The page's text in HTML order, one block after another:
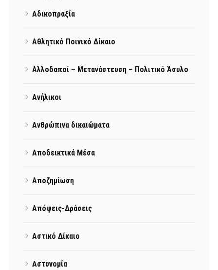
Αδικοπραξία
Αθλητικό Ποινικό Δίκαιο
Αλλοδαποί – Μετανάστευση – Πολιτικό Άσυλο
Ανήλικοι
Ανθρώπινα δικαιώματα
Αποδεικτικά Μέσα
Αποζημίωση
Απόψεις-Δράσεις
Αστικό Δίκαιο
Αστυνομία